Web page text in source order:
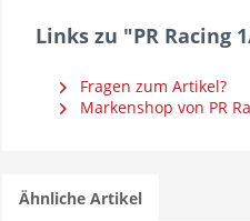
Links zu "PR Racing
Fragen zum Artikel?
Markenshop von PR
Ähnliche Artikel